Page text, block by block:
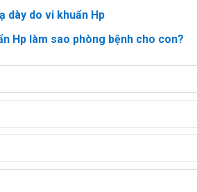
dày do vi khuẩn Hp
Hp làm sao phòng bệnh cho con?